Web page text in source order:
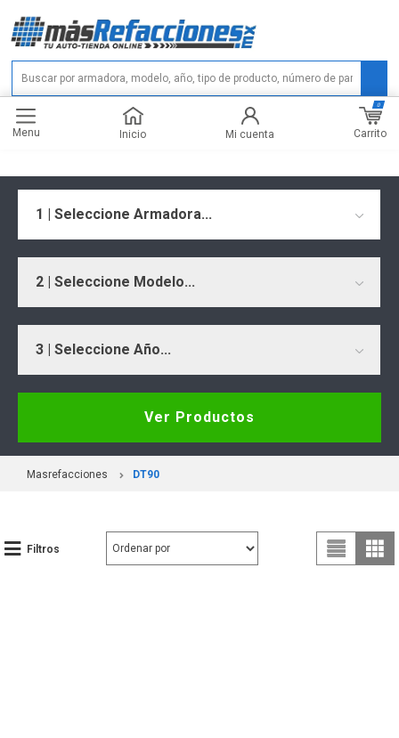
Menu Inicio Mi cuenta Carrito
0
1 | Seleccione Armadora...
2 | Seleccione Modelo...
3 | Seleccione Año...
Ver Productos
Masrefacciones DT90
Filtros